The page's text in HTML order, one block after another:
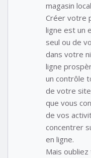
magasin
Créer votre
ligne est un
seul ou de
dans votre
ligne
un contrôle
de votre
que vous
de vos
concentrer
en ligne.
Mais